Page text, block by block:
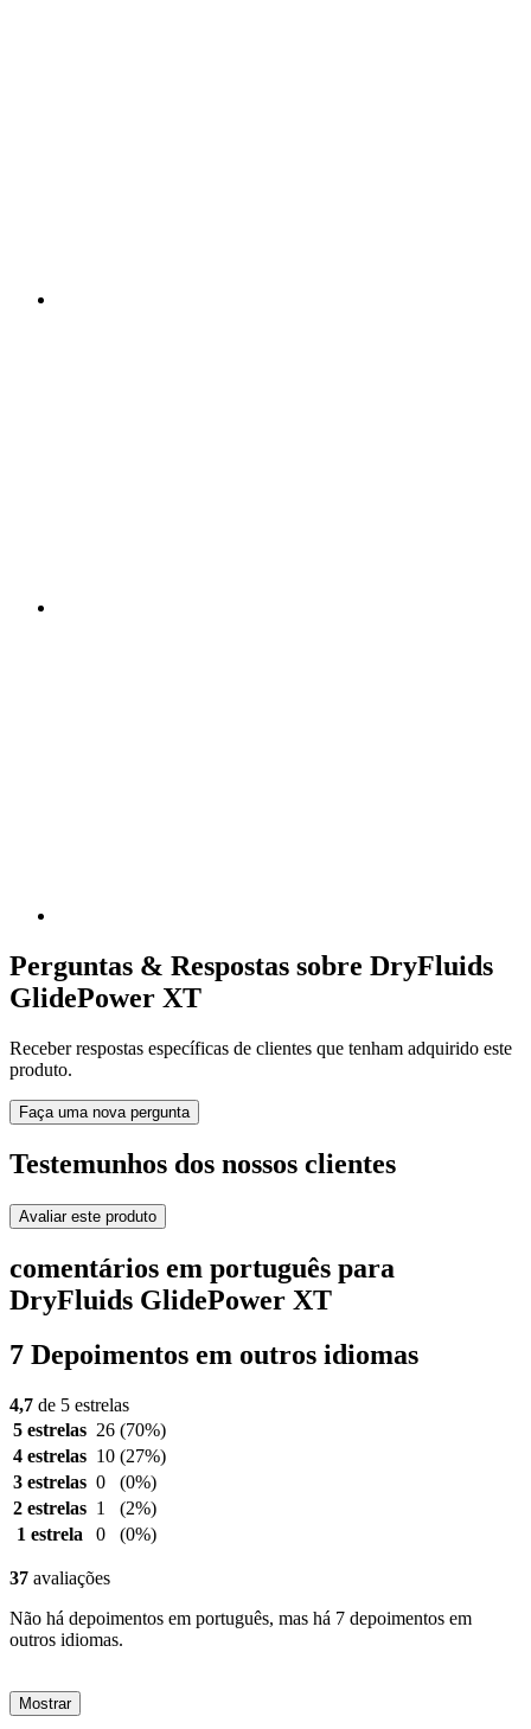
Perguntas & Respostas sobre DryFluids
GlidePower XT
Receber respostas específicas de clientes que tenham adquirido este
produto.
Faça uma nova pergunta
Testemunhos dos nossos clientes
Avaliar este produto
comentários em português para
DryFluids GlidePower XT
7 Depoimentos em outros idiomas
4,7 de 5 estrelas
5 estrelas 26 (70%)
4 estrelas 10 (27%)
3 estrelas 0
(0%)
2 estrelas 1
(2%)
1 estrela
0 (0%)
37 avaliações
Não há depoimentos em português, mas há 7 depoimentos em
outros idiomas.
Mostrar